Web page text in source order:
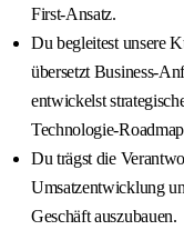
First-Ansatz.
Du begleitest unsere
übersetzt Business-
entwickelst
Technologie-
Du trägst die
Umsatzentwicklung
Geschäft auszubauen.